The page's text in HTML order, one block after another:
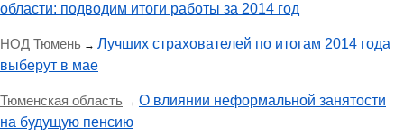
области: подводим итоги работы за 2014 год
НОД Тюмень → Лучших страхователей по итогам 2014 года
выберут в мае
Тюменская область → О влиянии неформальной занятости
на будущую пенсию